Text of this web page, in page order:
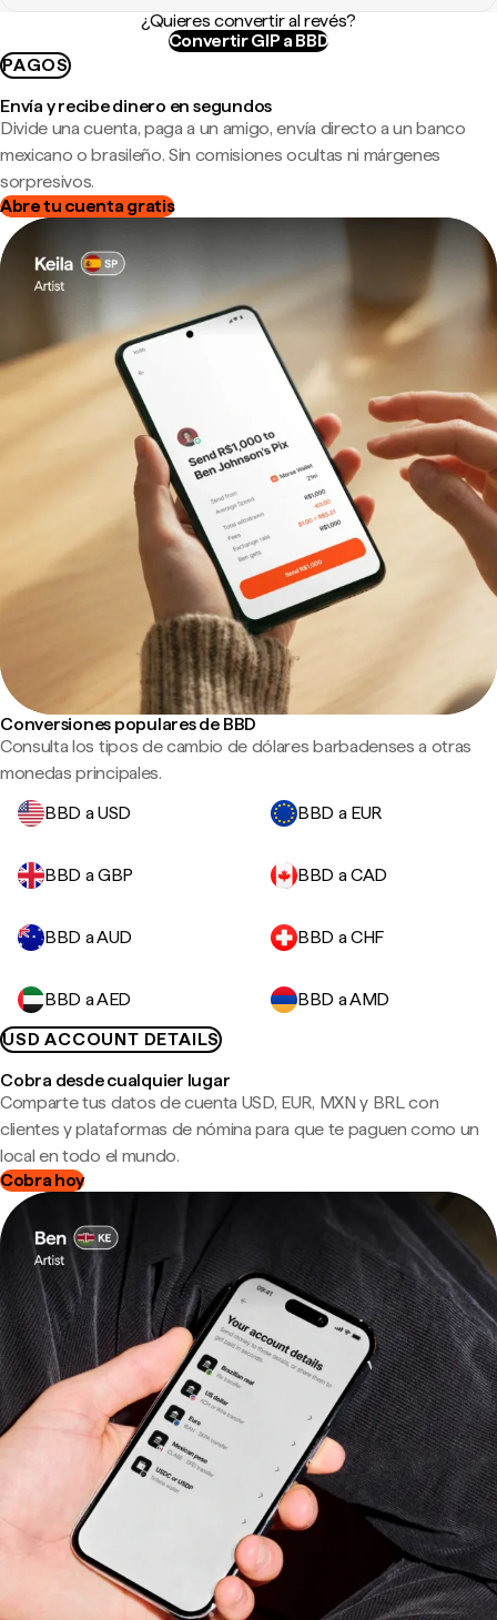
¿Quieres convertir al revés?
Convertir GIP a BBD
PAGOS
Envía y recibe dinero en segundos
Divide una cuenta, paga a un amigo, envía directo a un banco
mexicano o brasileño. Sin comisiones ocultas ni márgenes
sorpresivos.
Abre tu cuenta gratis
Conversiones populares de BBD
Consulta los tipos de cambio de dólares barbadenses a otras
monedas principales.
BBD a USD
BBD a EUR
BBD a GBP BBD a CAD
BBD a AUD BBD a CHF
BBD a AED
BBD a AMD
USD ACCOUNT DETAILS
Cobra desde cualquier lugar
Comparte tus datos de cuenta USD, EUR, MXN y BRL con
clientes y plataformas de nómina para que te paguen como un
local en todo el mundo.
Cobra hoy